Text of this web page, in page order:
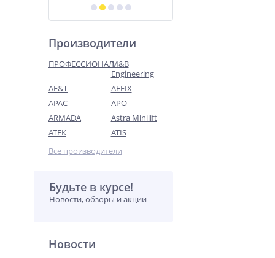
Производители
ПРОФЕССИОНАЛM&B
Engineering
AE&T
AFFIX
APAC
APO
ARMADA
Astra Minilift
ATEK
ATIS
Все производители
Будьте в курсе!
Новости, обзоры и акции
Новости